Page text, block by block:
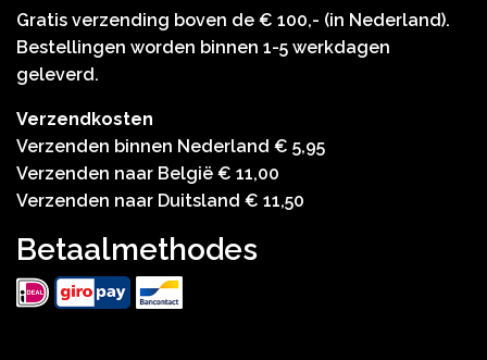
Gratis verzending boven de € 100,- (in Nederland).
Bestellingen worden binnen 1-5 werkdagen
geleverd.
Verzendkosten
Verzenden binnen Nederland € 5,95
Verzenden naar België € 11,00
Verzenden naar Duitsland € 11,50
Betaalmethodes